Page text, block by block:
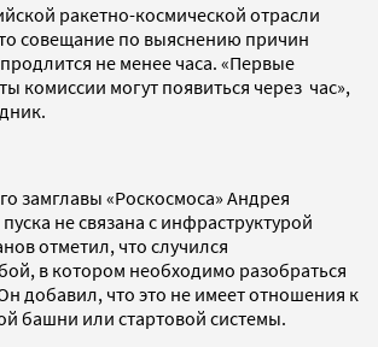
ракетно-космической отрасли
совещание по выяснению причин
не менее часа. «Первые
комиссии могут появиться через час»,
замглавы «Роскосмоса» Андрея
не связана с инфраструктурой
отметил, что случился
в котором необходимо разобраться
добавил, что это не имеет отношения к
башни или стартовой системы.